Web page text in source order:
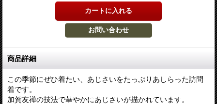
商品詳細
この季節にぜひ着たい、あじさいをたっぷりあしらった訪問
着です。
加賀友禅の技法で華やかにあじさいが描かれています。